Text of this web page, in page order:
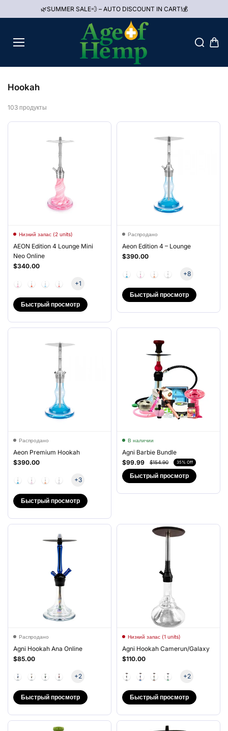
анию
🌿SUMMER SALE💨 – AUTO DISCOUNT IN CART!💰
Hookah
103 продукты
Низкий запас (2 units)
AEON Edition 4 Lounge Mini
Neo Online
$340.00
+1
Быстрый просмотр
Распродано
Aeon Edition 4 – Lounge
$390.00
+8
Быстрый просмотр
Распродано
Aeon Premium Hookah
$390.00
+3
Быстрый просмотр
В наличии
Agni Barbie Bundle
$99.99
$154.90 35% Off
Быстрый просмотр
Распродано
Agni Hookah Ana Online
$85.00
+2
Быстрый просмотр
Низкий запас (1 units)
Agni Hookah Camerun/Galaxy
$110.00
+2
Быстрый просмотр